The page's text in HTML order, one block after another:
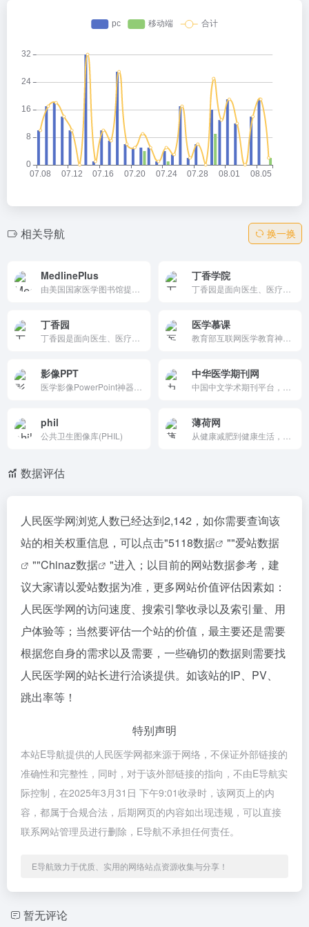
相关导航 换一换
MedlinePlus 丁香学院
丁香园 医学慕课
影像PPT 中华医学期刊网
phil
公共卫生图像库(PHIL)
薄荷网
数据评估
人民医学网浏览人数已经达到2,142，如你需要查询该
站的相关权重信息，可以点击"5118数据 ""爱站数据
""Chinaz数据
"进入；以目前的网站数据参考，建
议大家请以爱站数据为准，更多网站价值评估因素如：
人民医学网的访问速度、搜索引擎收录以及索引量、用
户体验等；当然要评估一个站的价值，最主要还是需要
根据您自身的需求以及需要，一些确切的数据则需要找
人民医学网的站长进行洽谈提供。如该站的IP、PV、
跳出率等！
特别声明
本站E导航提供的人民医学网都来源于网络，不保证外部链接的
准确性和完整性，同时，对于该外部链接的指向，不由E导航实
际控制，在2025年3月31日 下午9:01收录时，该网页上的内
容，都属于合规合法，后期网页的内容如出现违规，可以直接
联系网站管理员进行删除，E导航不承担任何责任。
E导航致力于优质、实用的网络站点资源收集与分享！
暂无评论